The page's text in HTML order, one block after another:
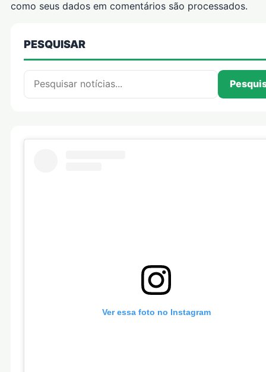
como seus dados em comentários são processados.
PESQUISAR
Pesquisar por:
Ver essa foto no Instagram